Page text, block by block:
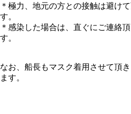
＊極力、地元の方との接触は避け
す。
＊感染した場合は、直ぐにご連絡
す。
なお、船長もマスク着用させて頂
ます。